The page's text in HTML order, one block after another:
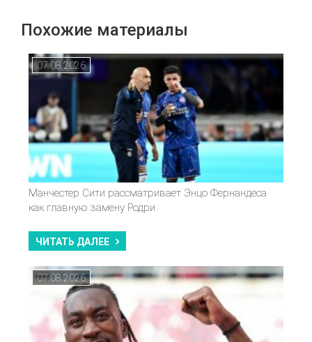
Похожие материалы
07.08.2026
Манчестер Сити рассматривает Энцо Фернандеса
как главную замену Родри
ЧИТАТЬ ДАЛЕЕ
07.08.2026